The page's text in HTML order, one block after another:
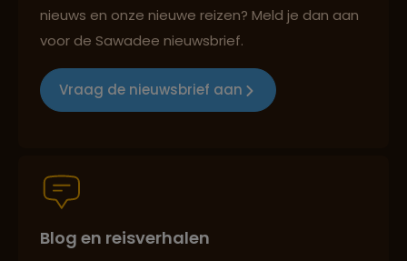
Groepsreizen mét indivuele vrijheid
Best beoordeelde reisroutes
nieuws en onze nieuwe reizen? Meld je dan aan
voor de Sawadee nieuwsbrief.
Vraag de nieuwsbrief aan
Blog en reisverhalen